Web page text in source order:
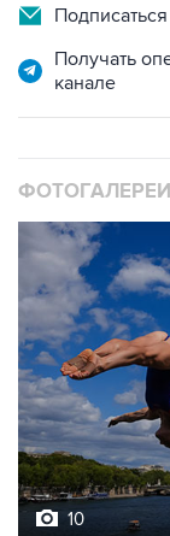
Получать
канале
ФОТОГАЛЕРЕИ
10